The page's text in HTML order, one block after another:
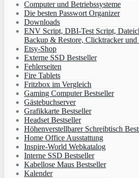
Computer und Betriebssysteme
Die besten Passwort Organizer
Downloads
ENV Script, DBI-Test Script,
Backup & Restore, Clicktracker
Etsy-Shop
Externe SSD Bestseller
Fehlerseiten
Fire Tablets
Fritzbox im Vergleich
Gaming Computer Bestseller
Gästebuchserver
Grafikkarte Bestseller
Headset Bestseller
Höhenverstellbarer Schreibtisch
Home Office Ausstattung
Inspire-World Webkatalog
Interne SSD Bestseller
Kabellose Maus Bestseller
Kalender